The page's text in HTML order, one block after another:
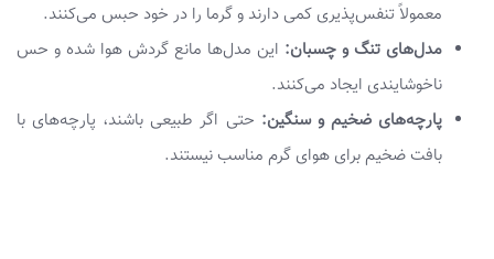
معمولاً تنفس‌پذیری کمی دارند و گرما را در خود حبس می‌کنند.
مدل‌های تنگ و چسبان: این مدل‌ها مانع گردش هوا شده و حس
ناخوشایندی ایجاد می‌کنند.
پارچه‌های ضخیم و سنگین: حتی اگر طبیعی باشند، پارچه‌های با
بافت ضخیم برای هوای گرم مناسب نیستند.